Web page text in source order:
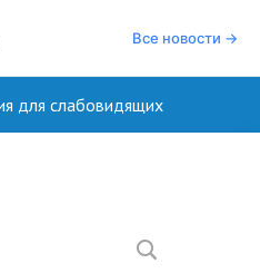
Все новости →
для слабовидящих